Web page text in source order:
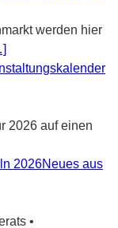
werden hier
2026 auf einen
Neues aus
•